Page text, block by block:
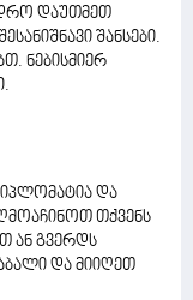
დრო დაუთმეთ
შანსები.
ნებისმიერ
და
თქვენს
ან გვერდს
და მიიღეთ